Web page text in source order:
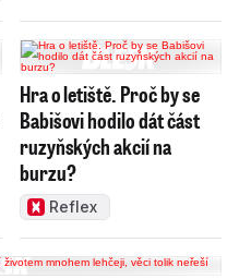
Hra o letiště. Proč by se
Babišovi hodilo dát část
ruzyňských akcií na
burzu?
Reflex